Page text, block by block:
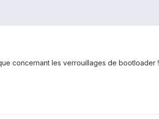
concernant les verrouillages de bootloader !